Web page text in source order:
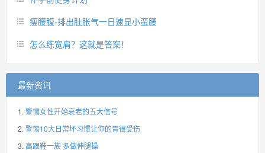
瘦腰腹-排出肚胀气一日速显小蛮腰
怎么练宽肩？这就是答案！
最新资讯
警惕女性开始衰老的五大信号
警惕10大日常坏习惯让你的胃很受伤
高跟鞋一族 多做伸腿操